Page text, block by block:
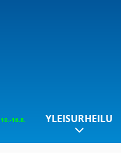
10.-16.8. YLEISURHEILU